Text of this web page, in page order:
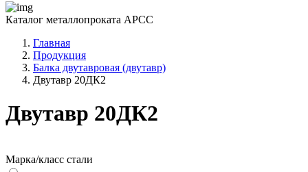
Каталог металлопроката АРСС
Главная
Продукция
Балка двутавровая (двутавр)
Двутавр 20ДК2
Двутавр 20ДК2
Марка/класс стали